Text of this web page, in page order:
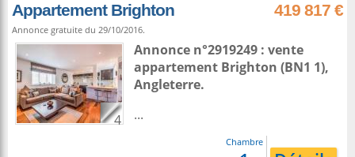
Appartement Brighton 419 817 €
Annonce gratuite du 29/10/2016.
4
Annonce n°2919249 : vente
appartement Brighton (BN1 1),
Angleterre.
...
Chambre